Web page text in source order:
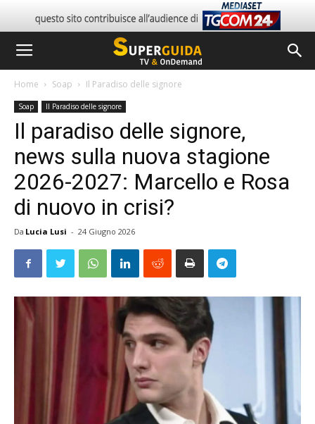
Home Soap Il Paradiso delle signore
Soap Il Paradiso delle signore
Il paradiso delle signore,
news sulla nuova stagione
2026-2027: Marcello e Rosa
di nuovo in crisi?
Da Lucia Lusi - 24 Giugno 2026